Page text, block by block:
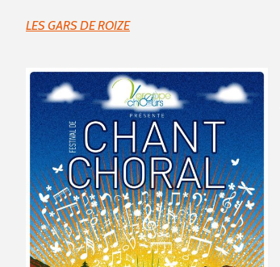
LES GARS DE ROIZE